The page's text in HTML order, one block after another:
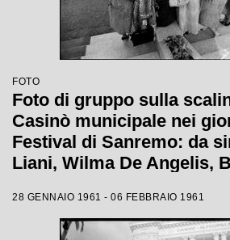
FOTO
Foto di gruppo sulla
Casinò municipale nei
Festival di Sanremo: da
Liani, Wilma De Angelis,
Mazzetti
28 GENNAIO 1961 - 06 FEBBRAIO 1961